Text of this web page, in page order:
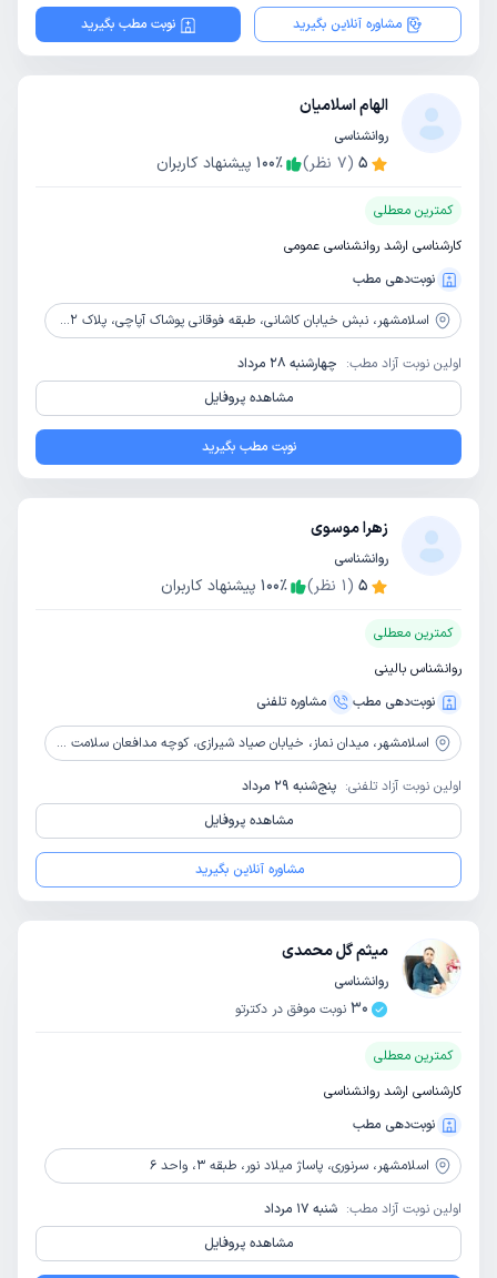
مشاوره آنلاین بگیرید نوبت مطب بگیرید
الهام اسلامیان
روانشناسی
5
(
7 نظر) 100٪ پیشنهاد کاربران
کمترین معطلی
کارشناسی ارشد روانشناسی عمومی
نوبت‌دهی مطب
اسلامشهر، نبش خیابان کاشانی، طبقه فوقانی پوشاک آپاچی، پلاک 852، مرکز مشاوره و روانشناسی نگاه سبز
اولین نوبت آزاد مطب: چهارشنبه 28 مرداد
مشاهده پروفایل
نوبت مطب بگیرید
زهرا موسوی
روانشناسی
5
(
1 نظر) 100٪ پیشنهاد کاربران
کمترین معطلی
روانشناس بالینی
نوبت‌دهی مطب
مشاوره‌ تلفنی
اسلامشهر، میدان نماز، خیابان صیاد شیرازی، کوچه مدافعان سلامت 3، نبش عمارت مجد
اولین نوبت آزاد تلفنی: پنج‌شنبه 29 مرداد
مشاهده پروفایل
مشاوره آنلاین بگیرید
میثم گل محمدی
روانشناسی
30 نوبت موفق در دکترتو
کمترین معطلی
کارشناسی ارشد روانشناسی
نوبت‌دهی مطب
اسلامشهر، سرنوری، پاساژ میلاد نور، طبقه 3، واحد 6
اولین نوبت آزاد مطب: شنبه 17 مرداد
مشاهده پروفایل